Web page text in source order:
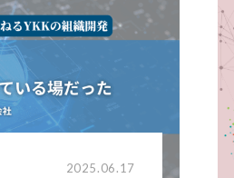
2025.06.17